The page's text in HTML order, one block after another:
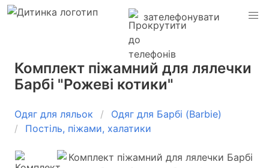
зателефонувати
Комплект піжамний для лялечки
Барбі "Рожеві котики"
Одяг для ляльок
Одяг для Барбі (Barbie)
Постіль, піжами, халатики